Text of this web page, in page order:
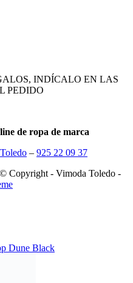
INDÍCALO EN LAS
PEDIDO
de ropa de marca
– 925 22 09 37
Copyright - Vimoda Toledo -
Dune Black